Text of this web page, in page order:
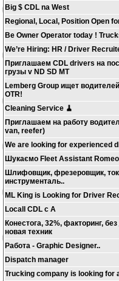
Big $ CDL na West
Regional, Local, Position Open
Be Owner Operator today !
We’re Hiring: HR / Driver
Приглашаем CDL drivers на
грузы v ND SD MT
Lemberg Group ищет
OTR!
Cleaning Service 🧹
Приглашаем на работу
van, reefer)
We are looking for experienced
Шукаємо Fleet Assistant
Шлифовщик, фрезеровщик,
инструменталь..
ML King is Looking for Driver
Locall CDL c A
Конестога, 32%, факторинг,
новая техник
Работа - Graphic Designer..
Dispatch manager
Trucking company is looking for